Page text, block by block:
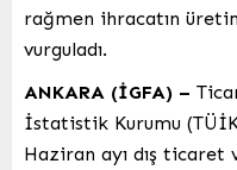
rağmen ihracatın
vurguladı.
ANKARA (İGFA) –
İstatistik Kurumu
Haziran ayı dış ticaret